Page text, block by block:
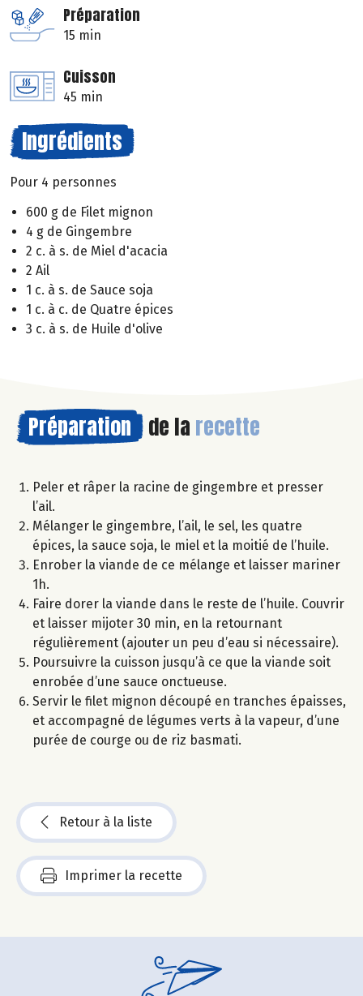
Préparation
15 min
Cuisson
45 min
Ingrédients
Pour 4 personnes
600 g de Filet mignon
4 g de Gingembre
2 c. à s. de Miel d'acacia
2 Ail
1 c. à s. de Sauce soja
1 c. à c. de Quatre épices
3 c. à s. de Huile d'olive
Préparation de la recette
Peler et râper la racine de gingembre et presser
l’ail.
Mélanger le gingembre, l’ail, le sel, les quatre
épices, la sauce soja, le miel et la moitié de l’huile.
Enrober la viande de ce mélange et laisser mariner
1h.
Faire dorer la viande dans le reste de l’huile. Couvrir
et laisser mijoter 30 min, en la retournant
régulièrement (ajouter un peu d’eau si nécessaire).
Poursuivre la cuisson jusqu’à ce que la viande soit
enrobée d’une sauce onctueuse.
Servir le filet mignon découpé en tranches épaisses,
et accompagné de légumes verts à la vapeur, d’une
purée de courge ou de riz basmati.
Retour à la liste
Imprimer la recette